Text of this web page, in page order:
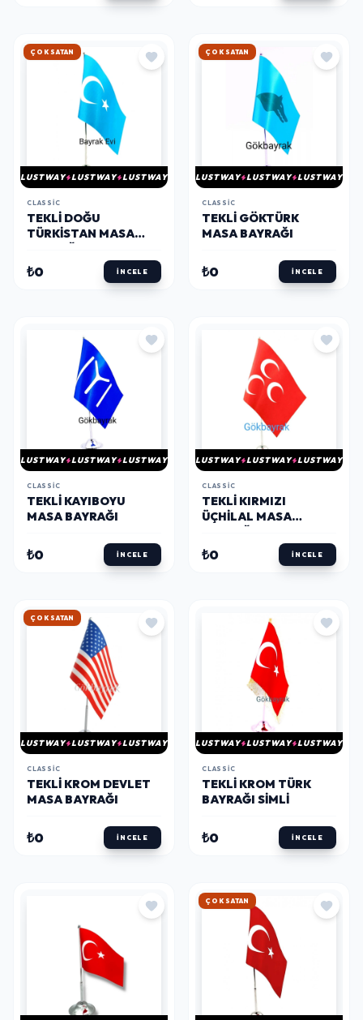
HIZLI KARGO
LUSTWAY LUSTWAY LUSTWAY
CLASSIC
TEKLI DOĞU
TÜRKISTAN MASA
(GÖKBAYRAK)
₺0 İNCELE
HIZLI KARGO
LUSTWAY LUSTWAY LUSTWAY
CLASSIC
TEKLI GÖKTÜRK
MASA BAYRAĞI
₺0 İNCELE
LUSTWAY LUSTWAY LUSTWAY
CLASSIC
TEKLI KAYIBOYU
MASA BAYRAĞI
₺0 İNCELE
LUSTWAY LUSTWAY LUSTWAY
CLASSIC
TEKLI KIRMIZI
ÜÇHILAL MASA
₺0 İNCELE
HIZLI KARGO
LUSTWAY LUSTWAY LUSTWAY
CLASSIC
TEKLI KROM DEVLET
MASA BAYRAĞI
₺0 İNCELE
LUSTWAY LUSTWAY LUSTWAY
CLASSIC
TEKLI KROM TÜRK
BAYRAĞI SİMLİ
₺0 İNCELE
HIZLI KARGO